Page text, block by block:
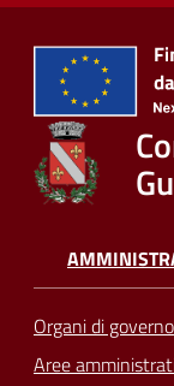
Organi di governo
Aree